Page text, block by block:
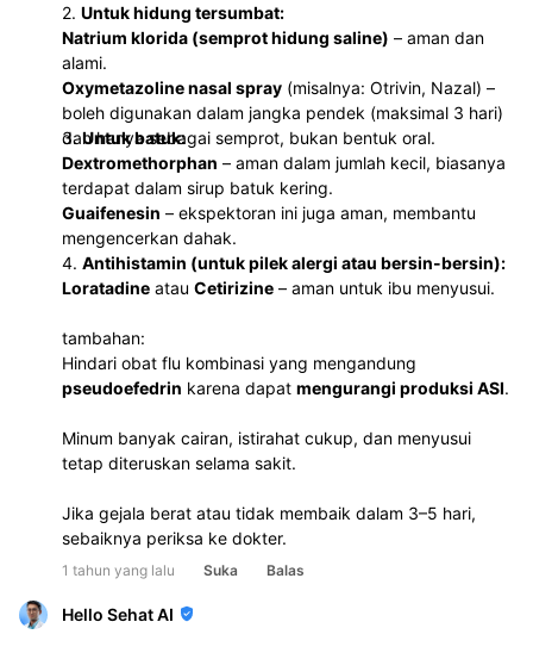
2. Untuk hidung tersumbat:
Natrium klorida (semprot hidung saline) – aman dan
alami.
Oxymetazoline nasal spray (misalnya: Otrivin, Nazal) –
boleh digunakan dalam jangka pendek (maksimal 3 hari)
dan hanya sebagai semprot, bukan bentuk oral.
3.Untuk batuk:
Dextromethorphan – aman dalam jumlah kecil, biasanya
terdapat dalam sirup batuk kering.
Guaifenesin – ekspektoran ini juga aman, membantu
mengencerkan dahak.
4. Antihistamin (untuk pilek alergi atau bersin-bersin):
Loratadine atau Cetirizine – aman untuk ibu menyusui.
tambahan:
Hindari obat flu kombinasi yang mengandung
pseudoefedrin karena dapat mengurangi produksi ASI.
Minum banyak cairan, istirahat cukup, dan menyusui
tetap diteruskan selama sakit.
Jika gejala berat atau tidak membaik dalam 3–5 hari,
sebaiknya periksa ke dokter.
1 tahun yang lalu Suka Balas
Hello Sehat AI